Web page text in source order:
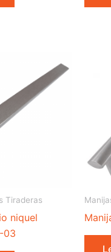
Tiraderas
niquel
03